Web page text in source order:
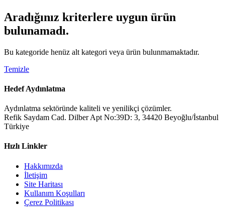
Aradığınız kriterlere uygun ürün
bulunamadı.
Bu kategoride henüz alt kategori veya ürün bulunmamaktadır.
Temizle
Hedef Aydınlatma
Aydınlatma sektöründe kaliteli ve yenilikçi çözümler.
Refik Saydam Cad. Dilber Apt No:39D: 3, 34420 Beyoğlu/İstanbul
Türkiye
Hızlı Linkler
Hakkımızda
İletişim
Site Haritası
Kullanım Koşulları
Çerez Politikası